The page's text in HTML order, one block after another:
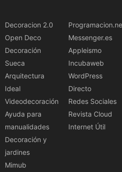
Decoracion 2.0
Open Deco
Decoración
Sueca
Arquitectura
Ideal
Videodecoración
Ayuda para
manualidades
Decoración y
jardines
Mimub
Messenger.es
Appleismo
Incubaweb
WordPress
Directo
Redes Sociales
Revista Cloud
Internet Útil